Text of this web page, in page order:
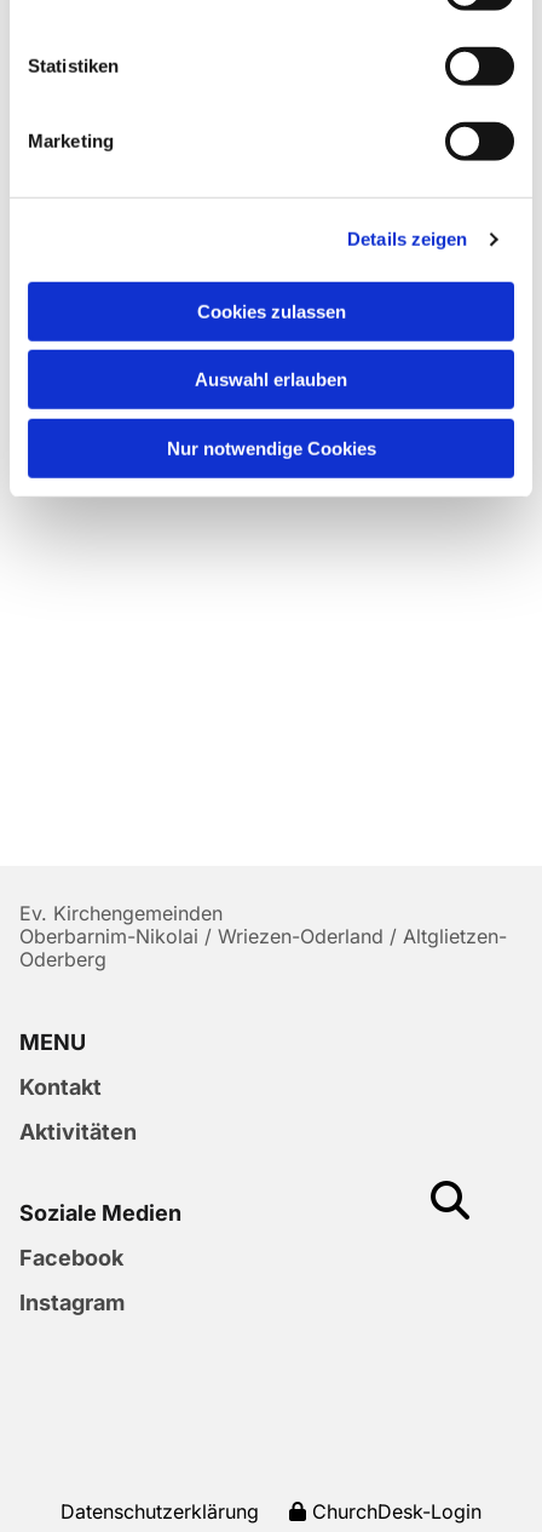
Statistiken
Marketing
Details zeigen
Cookies zulassen
Auswahl erlauben
Nur notwendige Cookies
Ev. Kirchengemeinden
Oberbarnim-Nikolai / Wriezen-Oderland / Altglietzen-
Oderberg
MENU
Kontakt
Aktivitäten
Soziale Medien
Facebook
Instagram
Datenschutzerklärung ChurchDesk-Login